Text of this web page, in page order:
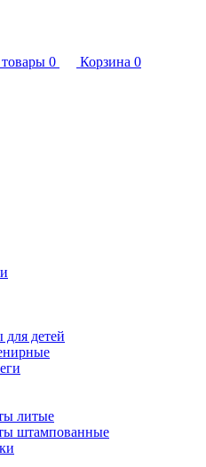
0 Корзина 0
детей
литые
штампованные